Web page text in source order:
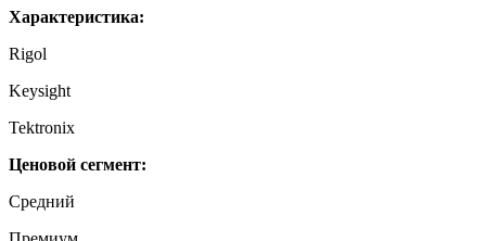
Характеристика:
Rigol
Keysight
Tektronix
Ценовой сегмент:
Средний